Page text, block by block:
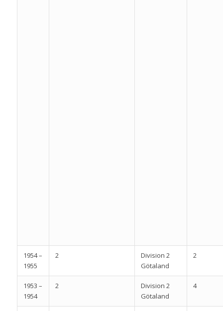
1954 –
1955
2
Division 2
Götaland
2
1953 –
1954
2
Division 2
Götaland
4